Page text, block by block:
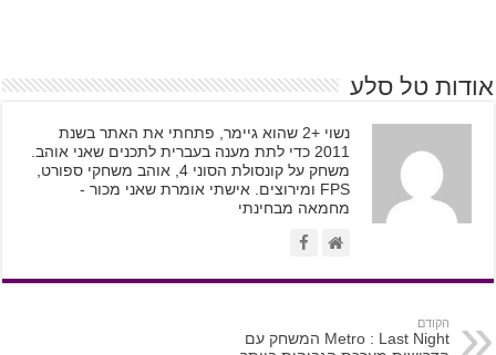
אודות טל סלע
נשוי +2 שהוא גיימר, פתחתי את האתר בשנת
2011 כדי לתת מענה בעברית לתכנים שאני אוהב.
משחק על קונסולת הסוני 4, אוהב משחקי ספורט,
FPS ומירוצים. אישתי אומרת שאני מכור -
מחמאה מבחינתי
הקודם
Metro : Last Night המשחק עם